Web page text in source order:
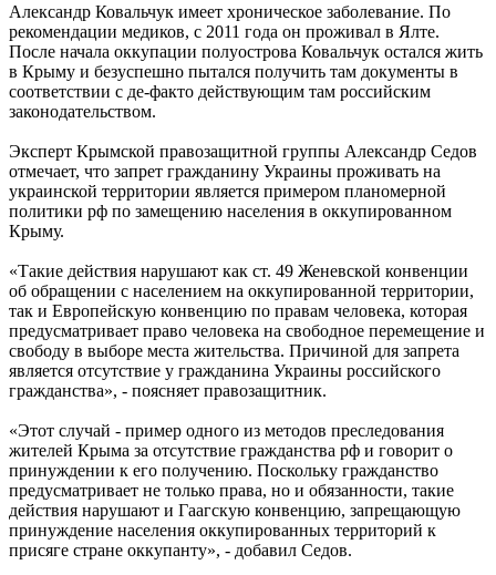
Александр Ковальчук имеет хроническое заболевание. По
рекомендации медиков, с 2011 года он проживал в Ялте.
После начала оккупации полуострова Ковальчук остался жить
в Крыму и безуспешно пытался получить там документы в
соответствии с де-факто действующим там российским
законодательством.
Эксперт Крымской правозащитной группы Александр Седов
отмечает, что запрет гражданину Украины проживать на
украинской территории является примером планомерной
политики рф по замещению населения в оккупированном
Крыму.
«Такие действия нарушают как ст. 49 Женевской конвенции
об обращении с населением на оккупированной территории,
так и Европейскую конвенцию по правам человека, которая
предусматривает право человека на свободное перемещение и
свободу в выборе места жительства. Причиной для запрета
является отсутствие у гражданина Украины российского
гражданства», - поясняет правозащитник.
«Этот случай - пример одного из методов преследования
жителей Крыма за отсутствие гражданства рф и говорит о
принуждении к его получению. Поскольку гражданство
предусматривает не только права, но и обязанности, такие
действия нарушают и Гаагскую конвенцию, запрещающую
принуждение населения оккупированных территорий к
присяге стране оккупанту», - добавил Седов.